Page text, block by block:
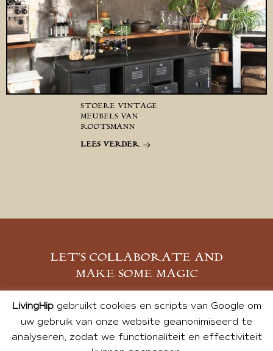
STOERE VINTAGE
MEUBELS VAN
ROOTSMANN
LEES VERDER
LET’S COLLABORATE AND
MAKE SOME MAGIC
MELD JE AAN
LivingHipgebruikt cookies en scripts van Google om
uw gebruik van onze website geanonimiseerd te
analyseren, zodat we functionaliteit en effectiviteit